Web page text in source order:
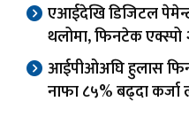
एआईदेखि डिजिटल
थलोमा, फिनटेक
आईपीओअघि हुलास
नाफा ८५% बढ्दा कर्जा